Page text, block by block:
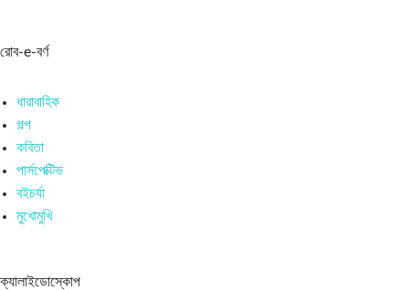
রোব-e-বর্ণ
ধারাবাহিক
গল্প
কবিতা
পার্সপেক্টিভ
বইচর্যা
মুখোমুখি
ক্যালাইডোস্কোপ